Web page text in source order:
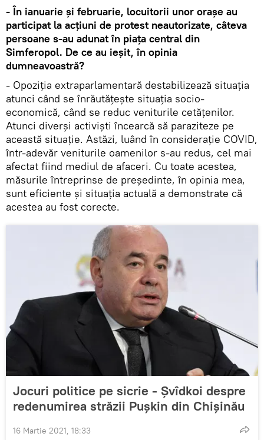
- În ianuarie și februarie, locuitorii unor orașe au
participat la acțiuni de protest neautorizate, câteva
persoane s-au adunat în piața central din
Simferopol. De ce au ieșit, în opinia
dumneavoastră?
- Opoziția extraparlamentară destabilizează situația
atunci când se înrăutățește situația socio-
economică, când se reduc veniturile cetățenilor.
Atunci diverși activiști încearcă să paraziteze pe
această situație. Astăzi, luând în considerație COVID,
într-adevăr veniturile oamenilor s-au redus, cel mai
afectat fiind mediul de afaceri. Cu toate acestea,
măsurile întreprinse de președinte, în opinia mea,
sunt eficiente și situația actuală a demonstrate că
acestea au fost corecte.
Jocuri politice pe sicrie - Șvîdkoi despre
redenumirea străzii Pușkin din Chișinău
16 Martie 2021, 18:33